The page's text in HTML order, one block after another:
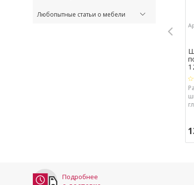
Любопытные статьи о мебели
Подробнее